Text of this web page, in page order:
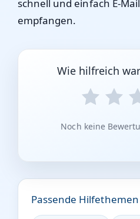
schnell und einfach E-
empfangen.
Wie hilfreich
Noch keine
Passende Hilfethemen